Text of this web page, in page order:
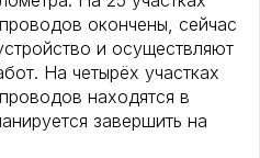
окончены, сейчас
и осуществляют
На четырёх участках
находятся в
завершить на